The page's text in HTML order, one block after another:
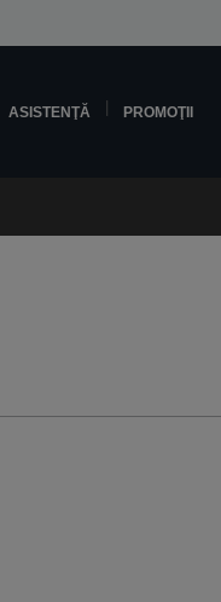
ASISTENŢĂ PROMOŢII